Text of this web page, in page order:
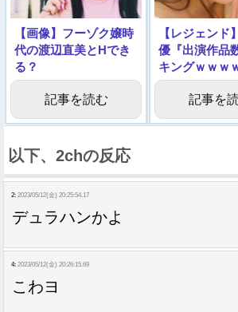
【画像】フーゾク嬢時
代の渡辺直美とHでき
る？
記事を読む
【レジェンド
優『出演作品
キングｗｗｗ
ｗｗｗｗ
記事を
以下、2chの反応
2: 2023/05/12(金) 20:25:54.17
デュラハンかよ
4: 2023/05/12(金) 20:26:15.69
こわヨ